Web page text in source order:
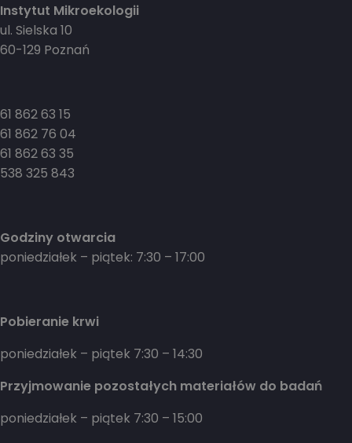
Instytut Mikroekologii
ul. Sielska 10
60-129 Poznań
61 862 63 15
61 862 76 04
61 862 63 35
538 325 843
Godziny otwarcia
poniedziałek – piątek: 7:30 – 17:00
Pobieranie krwi
poniedziałek – piątek 7:30 – 14:30
Przyjmowanie pozostałych materiałów do badań
poniedziałek – piątek 7:30 – 15:00